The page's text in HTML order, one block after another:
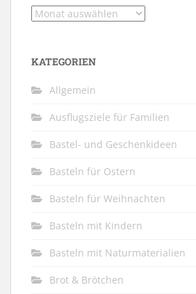
Archiv
KATEGORIEN
Allgemein
Ausflugsziele für Familien
Bastel- und Geschenkideen
Basteln für Ostern
Basteln für Weihnachten
Basteln mit Kindern
Basteln mit Naturmaterialien
Brot & Brötchen